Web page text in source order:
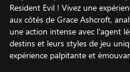
Resident Evil ! Vivez une
aux côtés de Grace Ashcroft,
une action intense avec l'agent
destins et leurs styles de jeu
expérience palpitante et